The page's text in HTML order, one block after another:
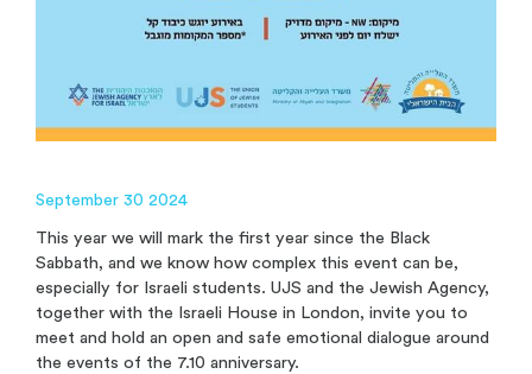
September 30 2024
This year we will mark the first year since the Black
Sabbath, and we know how complex this event can be,
especially for Israeli students. UJS and the Jewish Agency,
together with the Israeli House in London, invite you to
meet and hold an open and safe emotional dialogue around
the events of the 7.10 anniversary.